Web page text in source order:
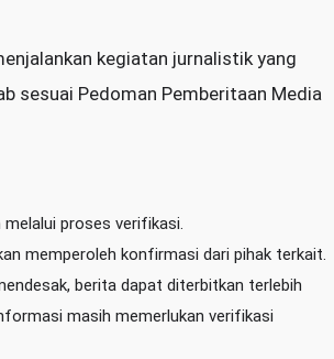
kegiatan jurnalistik yang
sesuai Pedoman Pemberitaan Media
proses verifikasi.
memperoleh konfirmasi dari pihak terkait.
berita dapat diterbitkan terlebih
masih memerlukan verifikasi